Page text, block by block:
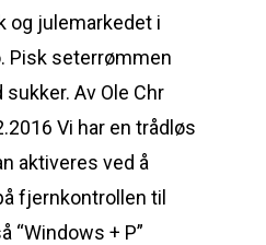
og julemarkedet i
Pisk seterrømmen
Av Ole Chr
Vi har en trådløs
aktiveres ved å
fjernkontrollen til
“Windows + P”